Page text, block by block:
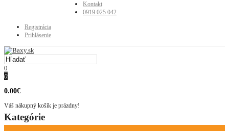
Kontakt
0919 025 042
Registrácia
Prihlásenie
0
0
0.00€
Váš nákupný košík je prázdny!
Kategórie